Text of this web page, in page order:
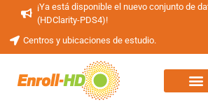
¡Ya está disponible el nuevo conjunto de
(HDClarity-PDS4)!
Centros y ubicaciones de estudio.